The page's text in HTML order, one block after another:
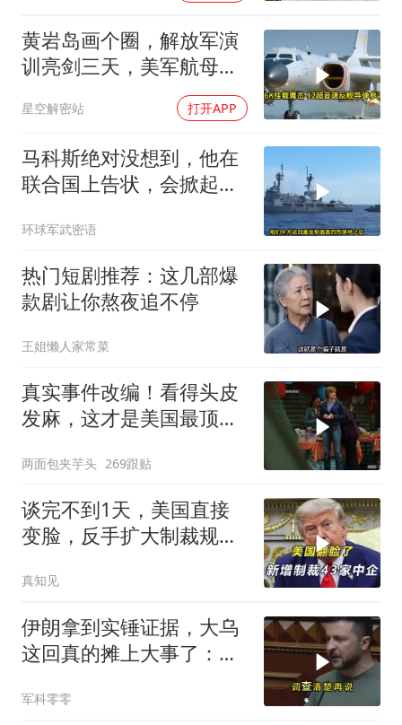
黄岩岛画个圈，解放军演
训亮剑三天，美军航母从
星空解密站 打开APP
马科斯绝对没想到，他在
联合国上告状，会掀起中
环球军武密语
热门短剧推荐：这几部爆
款剧让你熬夜追不停
王姐懒人家常菜
真实事件改编！看得头皮
发麻，这才是美国最顶级
两面包夹芋头 269跟贴
谈完不到1天，美国直接
变脸，反手扩大制裁规
真知见
伊朗拿到实锤证据，大乌
这回真的摊上大事了：私
军科零零